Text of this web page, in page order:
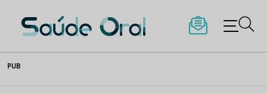
to
content
Saúde Oral
PUB